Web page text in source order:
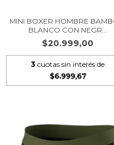
MINI BOXER HOMBRE
BLANCO CON NEGR...
$20.999,00
3 cuotas sin interés de
$6.999,67